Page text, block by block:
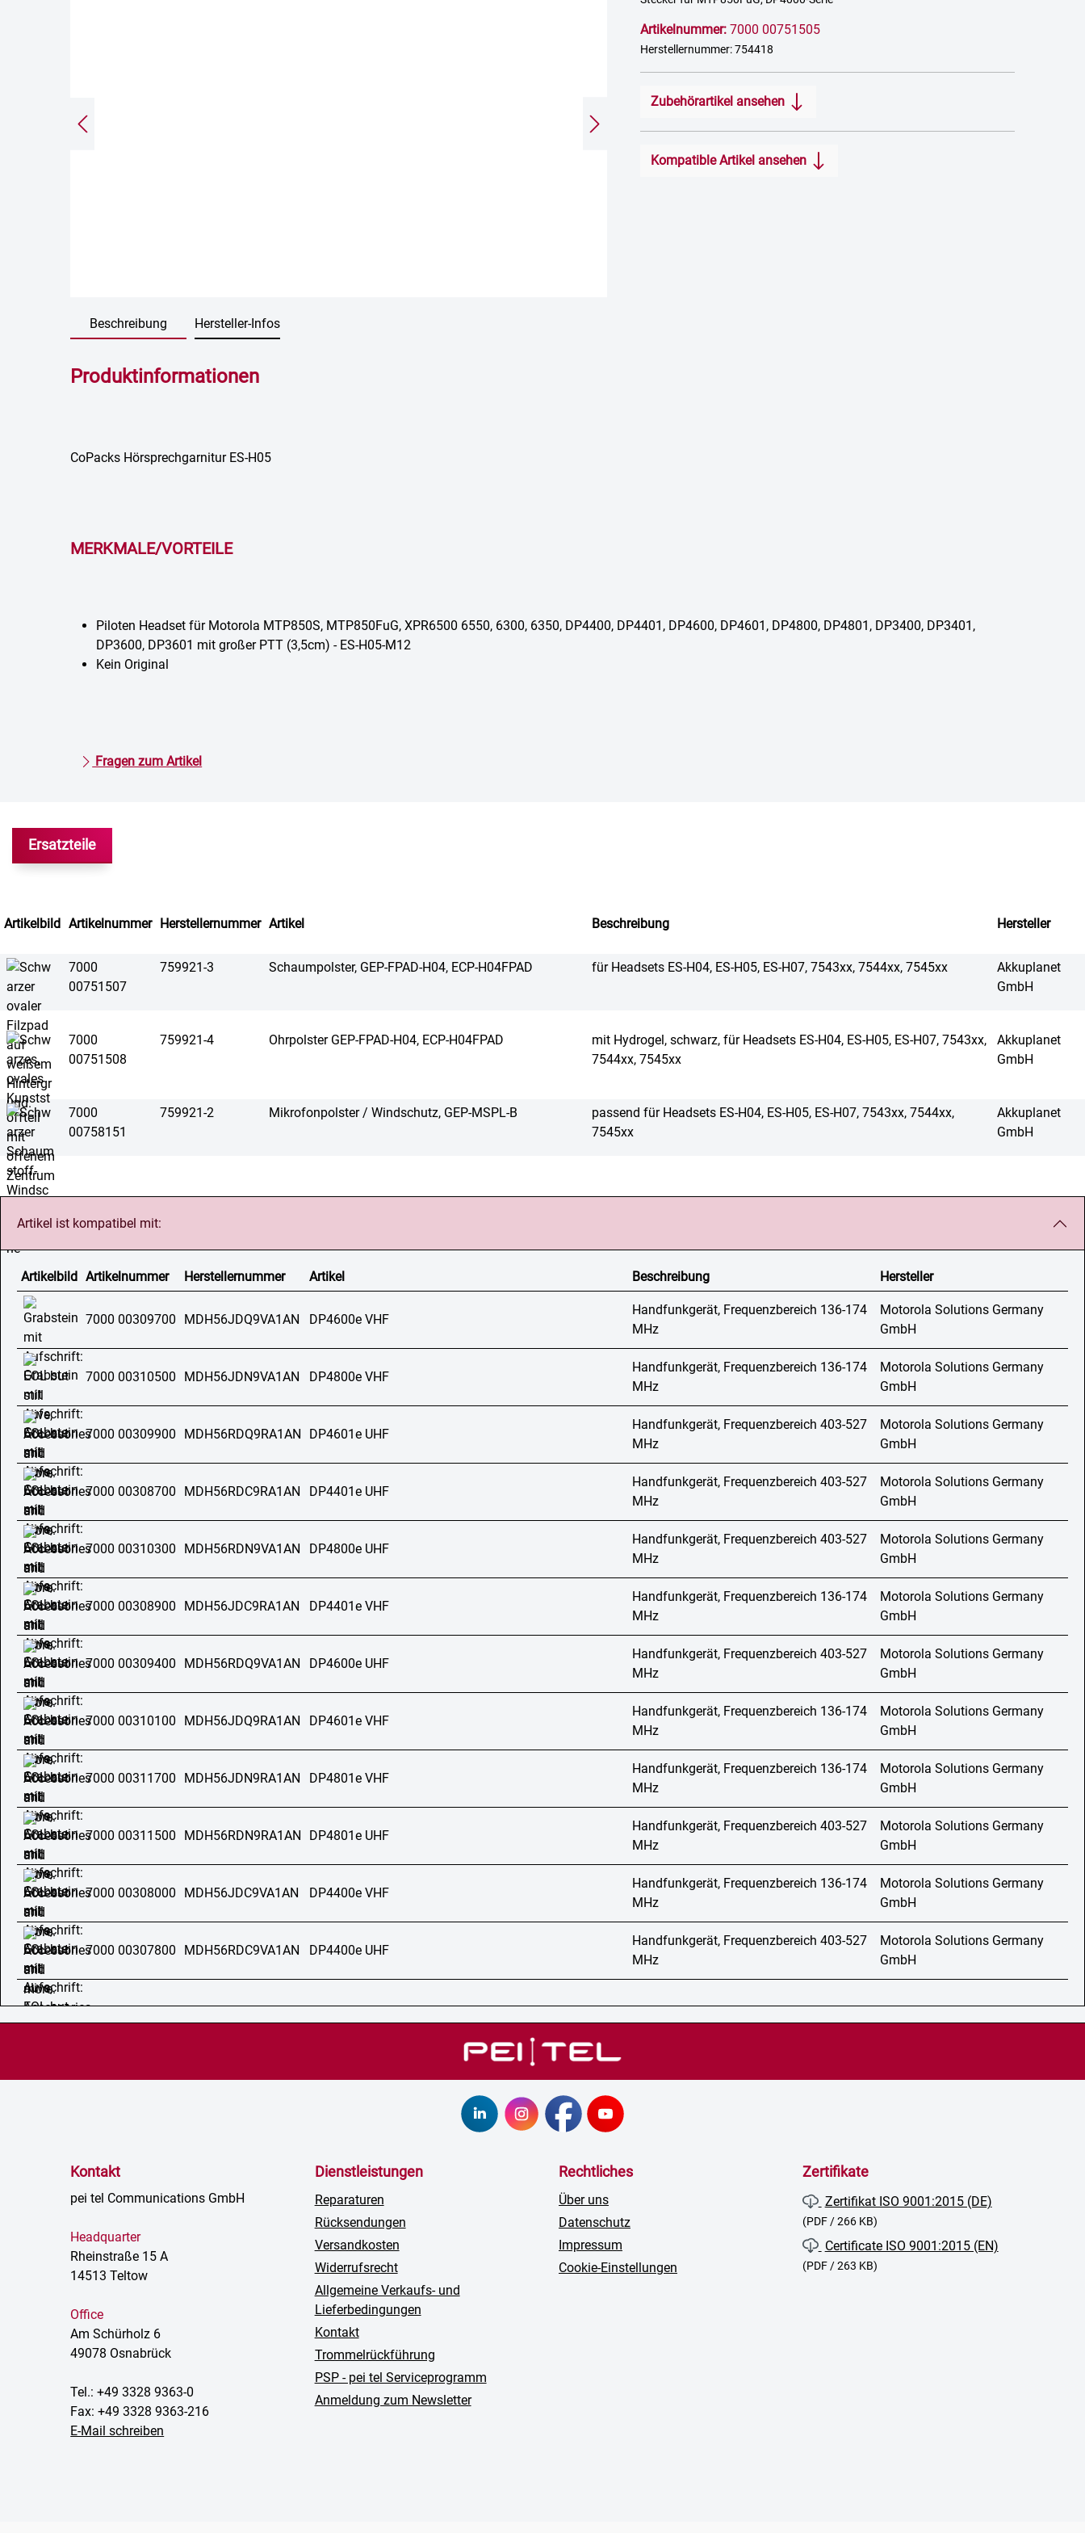
Artikelnummer: 7000 00751505
Herstellernummer: 754418
Zubehörartikel ansehen
Kompatible Artikel ansehen
Beschreibung Hersteller-Infos
Produktinformationen
CoPacks Hörsprechgarnitur ES-H05
MERKMALE/VORTEILE
Piloten Headset für Motorola MTP850S, MTP850FuG, XPR6500 6550, 6300, 6350, DP4400, DP4401, DP4600, DP4601, DP4800, DP4801, DP3400, DP3401,
DP3600, DP3601 mit großer PTT (3,5cm) - ES-H05-M12
Kein Original
Fragen zum Artikel
Ersatzteile
Artikelbild Artikelnummer Herstellernummer Artikel Beschreibung Hersteller
7000
00751507
759921-3 Schaumpolster, GEP-FPAD-H04, ECP-H04FPAD für Headsets ES-H04, ES-H05, ES-H07, 7543xx, 7544xx, 7545xx
Akkuplanet
GmbH
7000
00751508
759921-4 Ohrpolster GEP-FPAD-H04, ECP-H04FPAD
mit Hydrogel, schwarz, für Headsets ES-H04, ES-H05, ES-H07, 7543xx,
7544xx, 7545xx
Akkuplanet
GmbH
7000
00758151
759921-2 Mikrofonpolster / Windschutz, GEP-MSPL-B
passend für Headsets ES-H04, ES-H05, ES-H07, 7543xx, 7544xx,
7545xx
Akkuplanet
GmbH
Artikel ist kompatibel mit:
Artikelbild Artikelnummer Herstellernummer Artikel Beschreibung Hersteller
7000 00309700 MDH56JDQ9VA1AN DP4600e VHF
Handfunkgerät, Frequenzbereich 136-174
MHz
Motorola Solutions Germany
GmbH
7000 00310500 MDH56JDN9VA1AN DP4800e VHF
Handfunkgerät, Frequenzbereich 136-174
MHz
Motorola Solutions Germany
GmbH
7000 00309900 MDH56RDQ9RA1AN DP4601e UHF
Handfunkgerät, Frequenzbereich 403-527
MHz
Motorola Solutions Germany
GmbH
7000 00308700 MDH56RDC9RA1AN DP4401e UHF
Handfunkgerät, Frequenzbereich 403-527
MHz
Motorola Solutions Germany
GmbH
7000 00310300 MDH56RDN9VA1AN DP4800e UHF
Handfunkgerät, Frequenzbereich 403-527
MHz
Motorola Solutions Germany
GmbH
7000 00308900 MDH56JDC9RA1AN DP4401e VHF
Handfunkgerät, Frequenzbereich 136-174
MHz
Motorola Solutions Germany
GmbH
7000 00309400 MDH56RDQ9VA1AN DP4600e UHF
Handfunkgerät, Frequenzbereich 403-527
MHz
Motorola Solutions Germany
GmbH
7000 00310100 MDH56JDQ9RA1AN DP4601e VHF
Handfunkgerät, Frequenzbereich 136-174
MHz
Motorola Solutions Germany
GmbH
7000 00311700 MDH56JDN9RA1AN DP4801e VHF
Handfunkgerät, Frequenzbereich 136-174
MHz
Motorola Solutions Germany
GmbH
7000 00311500 MDH56RDN9RA1AN DP4801e UHF
Handfunkgerät, Frequenzbereich 403-527
MHz
Motorola Solutions Germany
GmbH
7000 00308000 MDH56JDC9VA1AN DP4400e VHF
Handfunkgerät, Frequenzbereich 136-174
MHz
Motorola Solutions Germany
GmbH
7000 00307800 MDH56RDC9VA1AN DP4400e UHF
Handfunkgerät, Frequenzbereich 403-527
MHz
Motorola Solutions Germany
GmbH
Kontakt
pei tel Communications GmbH
Headquarter
Rheinstraße 15 A
14513 Teltow
Office
Am Schürholz 6
49078 Osnabrück
Tel.: +49 3328 9363-0
Fax: +49 3328 9363-216
E-Mail schreiben
Dienstleistungen
Reparaturen
Rücksendungen
Versandkosten
Widerrufsrecht
Allgemeine Verkaufs- und
Lieferbedingungen
Kontakt
Trommelrückführung
PSP - pei tel Serviceprogramm
Anmeldung zum Newsletter
Rechtliches
Über uns
Datenschutz
Impressum
Cookie-Einstellungen
Zertifikate
Zertifikat ISO 9001:2015 (DE)
(PDF / 266 KB)
Certificate ISO 9001:2015 (EN)
(PDF / 263 KB)